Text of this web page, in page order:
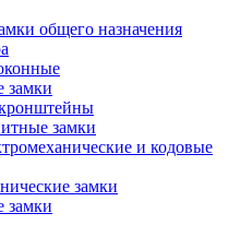
общего назначения
замки
замки
и кодовые
замки
замки